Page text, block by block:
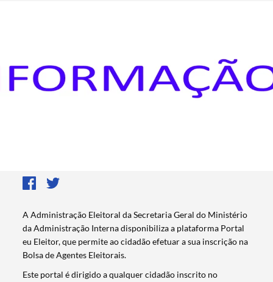
A Administração Eleitoral da Secretaria Geral do Ministério
da Administração Interna disponibiliza a plataforma Portal
eu Eleitor, que permite ao cidadão efetuar a sua inscrição na
Bolsa de Agentes Eleitorais.
Este portal é dirigido a qualquer cidadão inscrito no